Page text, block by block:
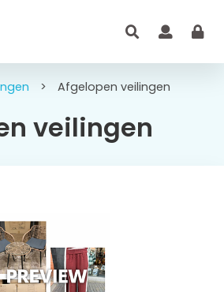
> Afgelopen veilingen
veilingen